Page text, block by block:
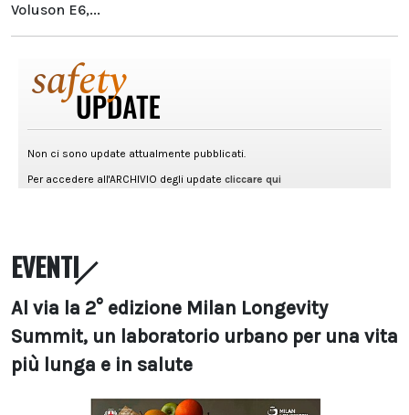
Voluson E6,...
EVENTI
Al via la 2° edizione Milan Longevity
Summit, un laboratorio urbano per una vita
più lunga e in salute